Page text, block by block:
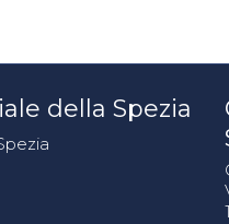
della Spezia